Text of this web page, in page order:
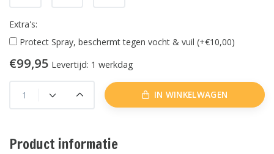
Extra's:
Protect Spray, beschermt tegen vocht & vuil (+€10,00)
€99,95 Levertijd: 1 werkdag
IN WINKELWAGEN
Product informatie